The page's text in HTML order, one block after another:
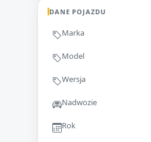
DANE POJAZDU
Marka
Model
Wersja
Nadwozie
Rok